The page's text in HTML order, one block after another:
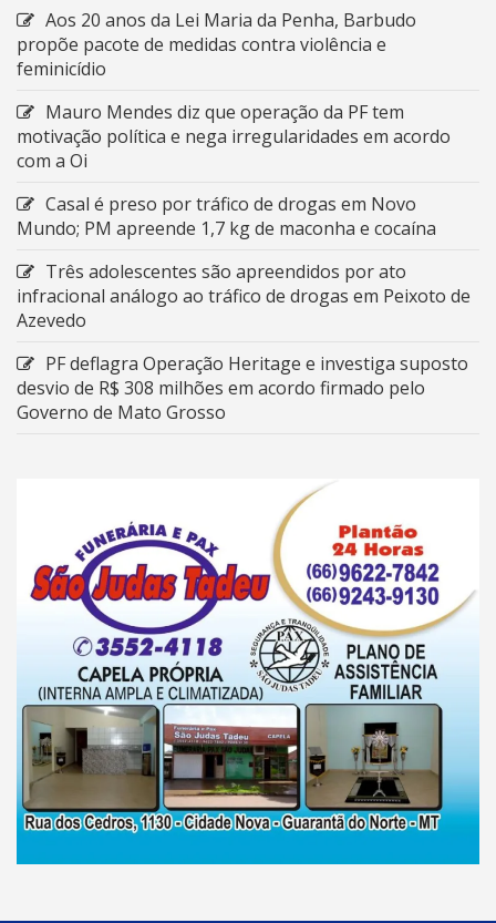
Aos 20 anos da Lei Maria da Penha, Barbudo
propõe pacote de medidas contra violência e
feminicídio
Mauro Mendes diz que operação da PF tem
motivação política e nega irregularidades em acordo
com a Oi
Casal é preso por tráfico de drogas em Novo
Mundo; PM apreende 1,7 kg de maconha e cocaína
Três adolescentes são apreendidos por ato
infracional análogo ao tráfico de drogas em Peixoto de
Azevedo
PF deflagra Operação Heritage e investiga suposto
desvio de R$ 308 milhões em acordo firmado pelo
Governo de Mato Grosso